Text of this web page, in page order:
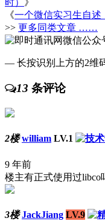
《一个微信实习生自述
>> 更多同类文章 ……
— 长按识别上方的2维
13 条评论
2楼 william LV.1
9 年前
楼主有正式使用过libco
3楼 JackJiang LV.9